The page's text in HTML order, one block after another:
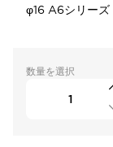
φ16 A6シリー
数量を選択